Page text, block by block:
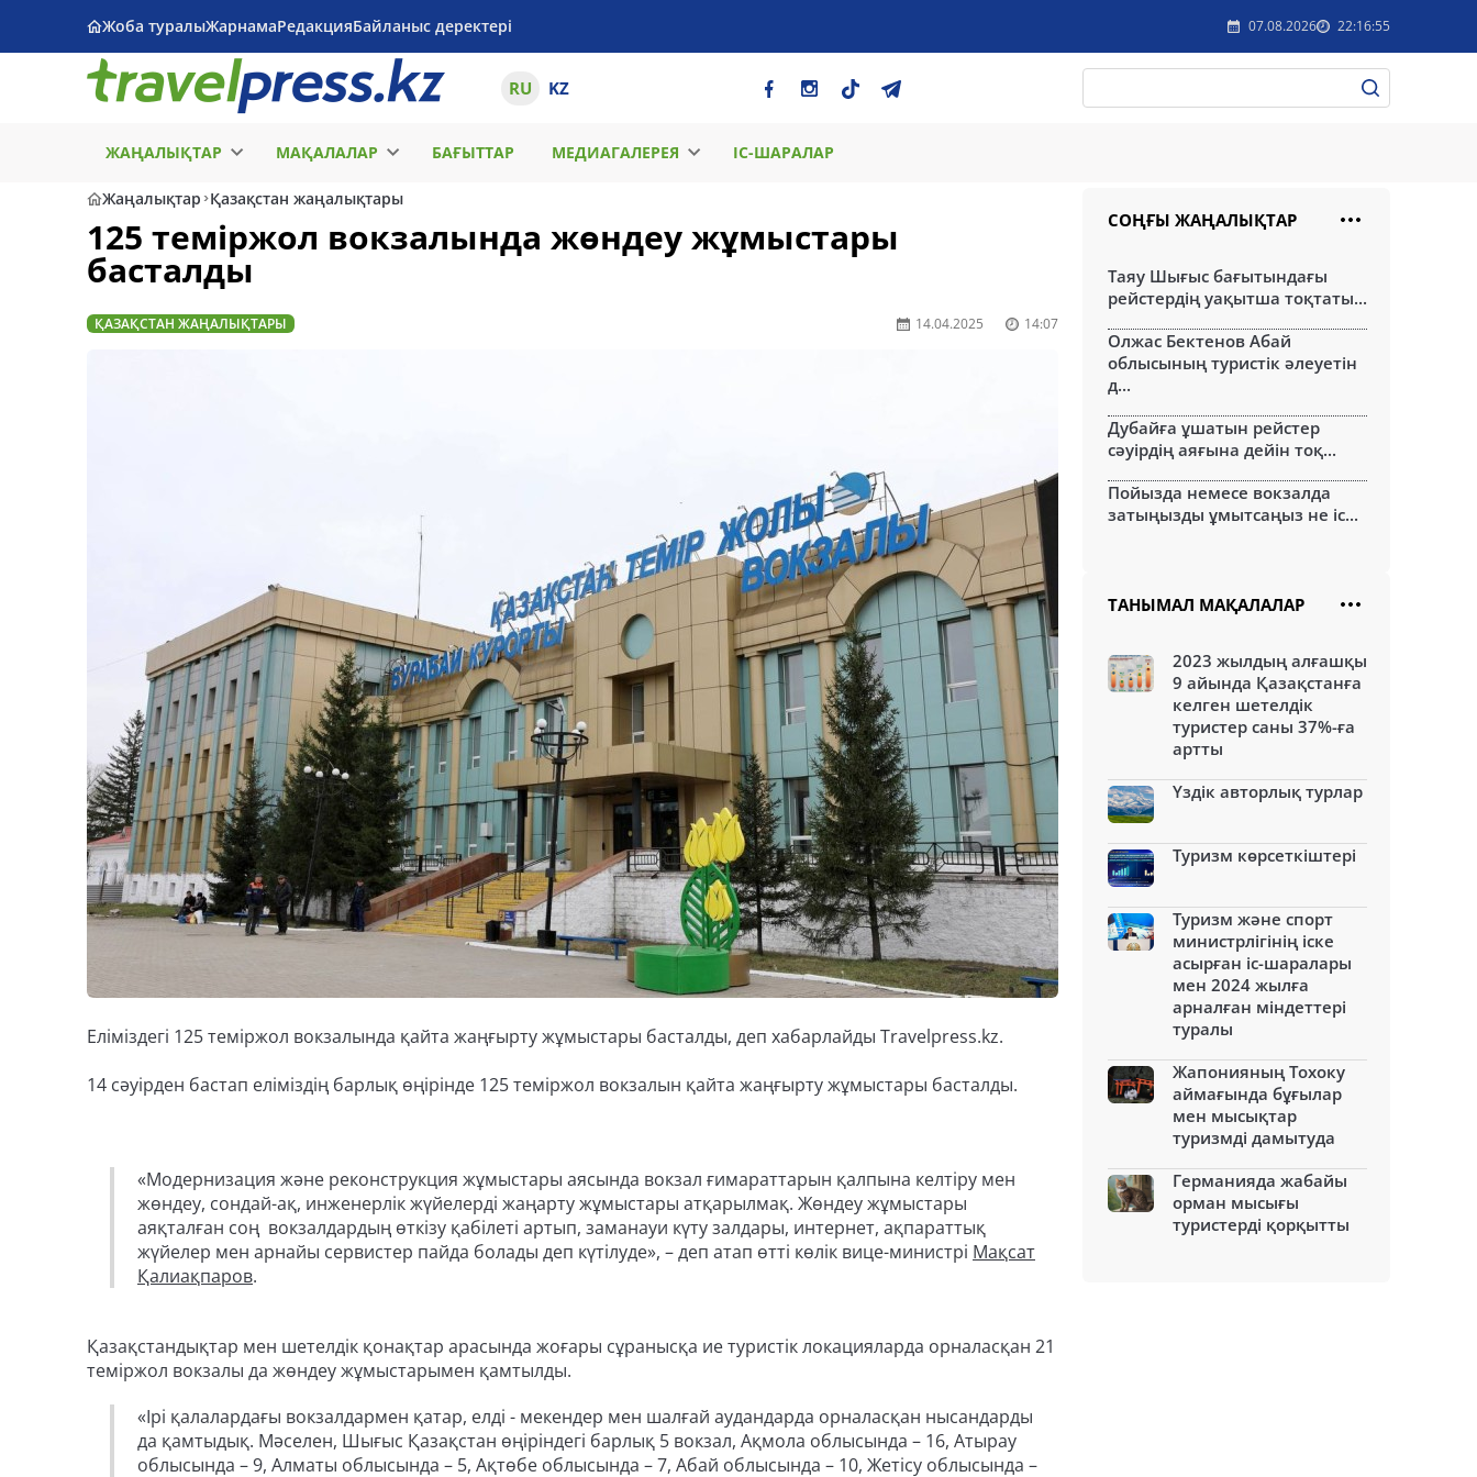
Жоба туралыЖарнамаРедакцияБайланыс деректері 07.08.2026 22:16:55
RU KZ
ЖАҢАЛЫҚТАР МАҚАЛАЛАР БАҒЫТТАР МЕДИАГАЛЕРЕЯ ІС-ШАРАЛАР
Жаңалықтар Қазақстан жаңалықтары
125 теміржол вокзалында жөндеу жұмыстары
басталды
ҚАЗАҚСТАН ЖАҢАЛЫҚТАРЫ 14.04.2025 14:07
Еліміздегі 125 теміржол вокзалында қайта жаңғырту жұмыстары басталды, деп хабарлайды Travelpress.kz.
14 сәуірден бастап еліміздің барлық өңірінде 125 теміржол вокзалын қайта жаңғырту жұмыстары басталды.
«Модернизация және реконструкция жұмыстары аясында вокзал ғимараттарын қалпына келтіру мен
жөндеу, сондай-ақ, инженерлік жүйелерді жаңарту жұмыстары атқарылмақ. Жөндеу жұмыстары
аяқталған соң вокзалдардың өткізу қабілеті артып, заманауи күту залдары, интернет, ақпараттық
жүйелер мен арнайы сервистер пайда болады деп күтілуде», – деп атап өтті көлік вице-министрі Мақсат
Қалиақпаров.
Қазақстандықтар мен шетелдік қонақтар арасында жоғары сұранысқа ие туристік локацияларда орналасқан 21
теміржол вокзалы да жөндеу жұмыстарымен қамтылды.
«Ірі қалалардағы вокзалдармен қатар, елді - мекендер мен шалғай аудандарда орналасқан нысандарды
да қамтыдық. Мәселен, Шығыс Қазақстан өңіріндегі барлық 5 вокзал, Ақмола облысында – 16, Атырау
облысында – 9, Алматы облысында – 5, Ақтөбе облысында – 7, Абай облысында – 10, Жетісу облысында –
СОҢҒЫ ЖАҢАЛЫҚТАР
Таяу Шығыс бағытындағы
рейстердің уақытша тоқтаты...
Олжас Бектенов Абай
облысының туристік әлеуетін
д...
Дубайға ұшатын рейстер
сәуірдің аяғына дейін тоқ...
Пойызда немесе вокзалда
затыңызды ұмытсаңыз не іс...
ТАНЫМАЛ МАҚАЛАЛАР
2023 жылдың алғашқы
9 айында Қазақстанға
келген шетелдік
туристер саны 37%-ға
артты
Үздік авторлық турлар
Туризм көрсеткіштері
Туризм және спорт
министрлігінің іске
асырған іс-шаралары
мен 2024 жылға
арналған міндеттері
туралы
Жапонияның Тохоку
аймағында бұғылар
мен мысықтар
туризмді дамытуда
Германияда жабайы
орман мысығы
туристерді қорқытты